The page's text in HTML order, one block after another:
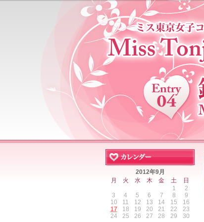
2012年9月
月
火 水 木 金 土 日
1
2
3
4 5 6 7 8
9
10
11 12 13 14 15
16
17
18 19 20 21 22
23
24
25 26 27 28 29 30